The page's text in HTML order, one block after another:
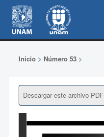
Inicio> Número 53>
Descargar este archivo PDF